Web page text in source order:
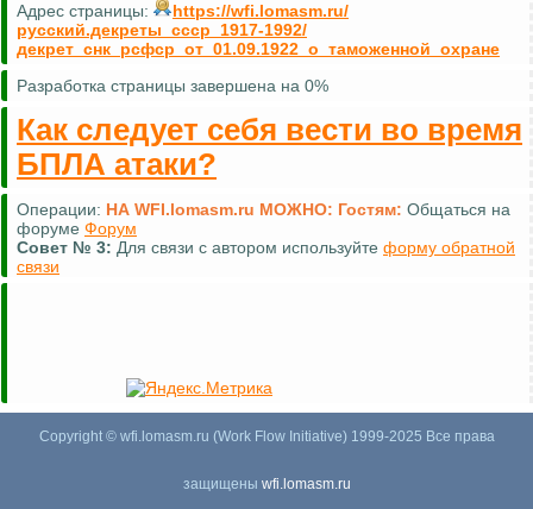
Адрес страницы:
https://wfi.lomasm.ru/
русский.декреты_ссср_1917-1992/
декрет_снк_рсфср_от_01.09.1922_о_таможенной_охране
Разработка страницы завершена на 0%
Как следует себя вести во время
БПЛА атаки?
Операции: НА WFI.lomasm.ru МОЖНО: Гостям: Общаться на
форуме Форум
Совет № 3: Для связи с автором используйте форму обратной
связи
Copyright © wfi.lomasm.ru (Work Flow Initiative) 1999-2025 Все права
защищены wfi.lomasm.ru